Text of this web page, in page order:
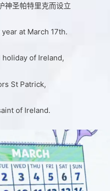
神圣帕特里克而设立
at March 17th.
of Ireland,
St Patrick,
of Ireland.